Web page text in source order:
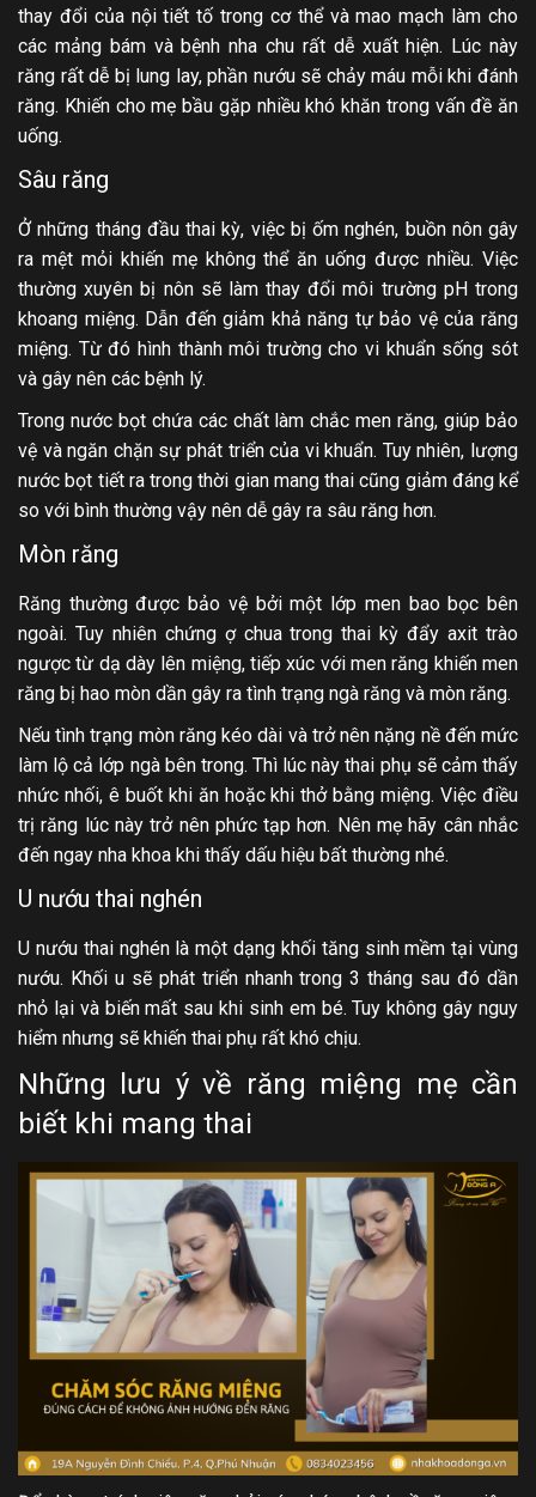
thay đổi của nội tiết tố trong cơ thể và mao mạch làm cho
các mảng bám và bệnh nha chu rất dễ xuất hiện. Lúc này
răng rất dễ bị lung lay, phần nướu sẽ chảy máu mỗi khi đánh
răng. Khiến cho mẹ bầu gặp nhiều khó khăn trong vấn đề ăn
uống.
Sâu răng
Ở những tháng đầu thai kỳ, việc bị ốm nghén, buồn nôn gây
ra mệt mỏi khiến mẹ không thể ăn uống được nhiều. Việc
thường xuyên bị nôn sẽ làm thay đổi môi trường pH trong
khoang miệng. Dẫn đến giảm khả năng tự bảo vệ của răng
miệng. Từ đó hình thành môi trường cho vi khuẩn sống sót
và gây nên các bệnh lý.
Trong nước bọt chứa các chất làm chắc men răng, giúp bảo
vệ và ngăn chặn sự phát triển của vi khuẩn. Tuy nhiên, lượng
nước bọt tiết ra trong thời gian mang thai cũng giảm đáng kể
so với bình thường vậy nên dễ gây ra sâu răng hơn.
Mòn răng
Răng thường được bảo vệ bởi một lớp men bao bọc bên
ngoài. Tuy nhiên chứng ợ chua trong thai kỳ đẩy axit trào
ngược từ dạ dày lên miệng, tiếp xúc với men răng khiến men
răng bị hao mòn dần gây ra tình trạng ngà răng và mòn răng.
Nếu tình trạng mòn răng kéo dài và trở nên nặng nề đến mức
làm lộ cả lớp ngà bên trong. Thì lúc này thai phụ sẽ cảm thấy
nhức nhối, ê buốt khi ăn hoặc khi thở bằng miệng. Việc điều
trị răng lúc này trở nên phức tạp hơn. Nên mẹ hãy cân nhắc
đến ngay nha khoa khi thấy dấu hiệu bất thường nhé.
U nướu thai nghén
U nướu thai nghén là một dạng khối tăng sinh mềm tại vùng
nướu. Khối u sẽ phát triển nhanh trong 3 tháng sau đó dần
nhỏ lại và biến mất sau khi sinh em bé. Tuy không gây nguy
hiểm nhưng sẽ khiến thai phụ rất khó chịu.
Những lưu ý về răng miệng mẹ cần
biết khi mang thai